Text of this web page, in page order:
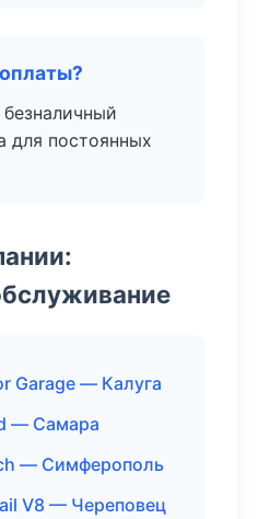
для постоянных
Garage — Калуга
— Самара
— Симферополь
V8 — Череповец